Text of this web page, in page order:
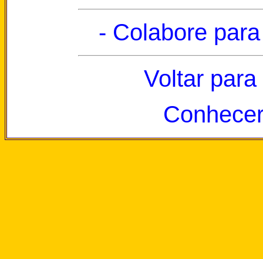
- Colabore
Voltar